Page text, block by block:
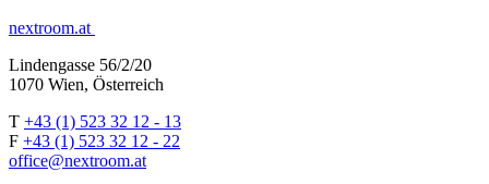
nextroom.at
Lindengasse 56/2/20
1070 Wien, Österreich
T +43 (1) 523 32 12 - 13
F +43 (1) 523 32 12 - 22
office@nextroom.at